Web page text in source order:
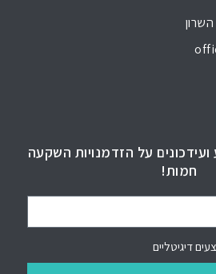
על הזדמנויות השקעה
חמות!
דיגיטליים